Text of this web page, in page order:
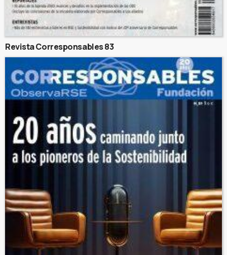
Revista Corresponsables 83